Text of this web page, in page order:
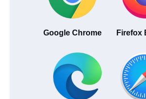
Google Chrome Firefox